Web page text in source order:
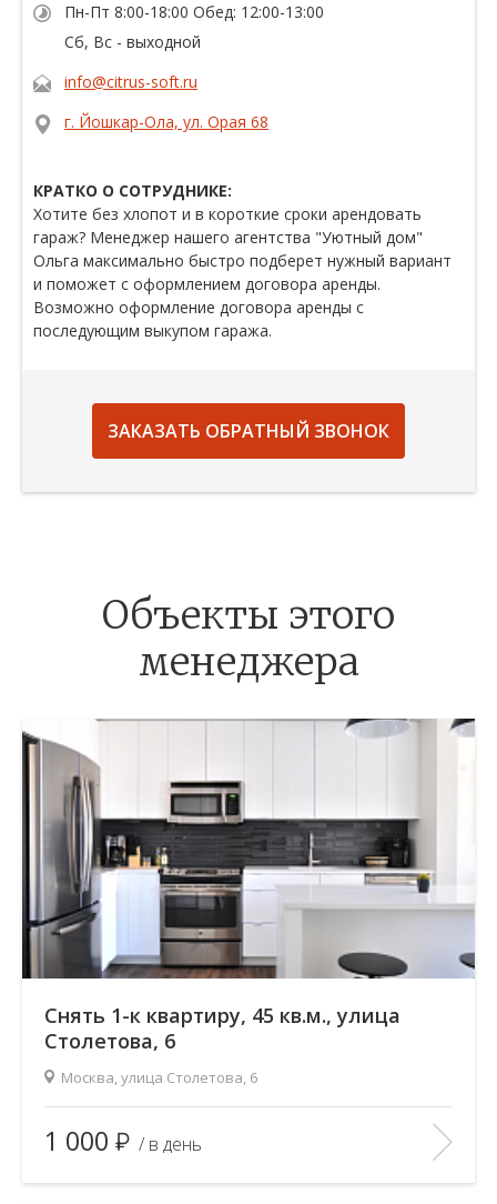
Пн-Пт 8:00-18:00 Обед: 12:00-13:00
Сб, Вс - выходной
info@citrus-soft.ru
г. Йошкар-Ола, ул. Орая 68
КРАТКО О СОТРУДНИКЕ:
Хотите без хлопот и в короткие сроки арендовать
гараж? Менеджер нашего агентства "Уютный дом"
Ольга максимально быстро подберет нужный вариант
и поможет с оформлением договора аренды.
Возможно оформление договора аренды с
последующим выкупом гаража.
ЗАКАЗАТЬ ОБРАТНЫЙ ЗВОНОК
Объекты этого
менеджера
Снять 1-к квартиру, 45 кв.м., улица
Столетова, 6
Москва, улица Столетова, 6
Площадь(общ. /жил. /кухня), м2:
45/35/10
Количество комнат:
1
Этаж:
—/3
1 000 / в день